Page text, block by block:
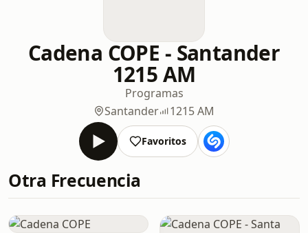
Cadena COPE - Santander
1215 AM
Programas
Santander
1215 AM
Favoritos
Otra Frecuencia